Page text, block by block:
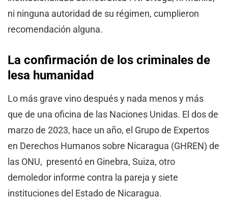
ni ninguna autoridad de su régimen, cumplieron
recomendación alguna.
La confirmación de los criminales de
lesa humanidad
Lo más grave vino después y nada menos y más
que de una oficina de las Naciones Unidas. El dos de
marzo de 2023, hace un año, el Grupo de Expertos
en Derechos Humanos sobre Nicaragua (GHREN) de
las ONU, presentó en Ginebra, Suiza, otro
demoledor informe contra la pareja y siete
instituciones del Estado de Nicaragua.